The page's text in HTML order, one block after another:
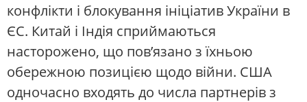
конфлікти і блокування ініціатив України в
ЄС. Китай і Індія сприймаються
насторожено, що пов’язано з їхньою
обережною позицією щодо війни. США
одночасно входять до числа партнерів з